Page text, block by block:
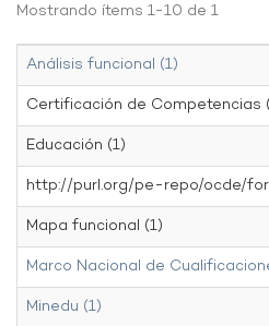
Mostrando ítems 1-10 de 1
Análisis funcional (1)
Certificación de Competencias
Educación (1)
http://purl.org/pe-repo/ocde/
Mapa funcional (1)
Marco Nacional de
Minedu (1)